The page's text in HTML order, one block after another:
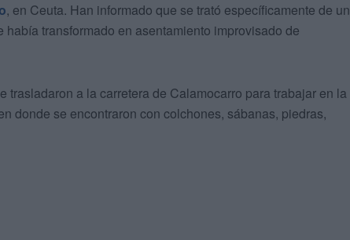
, en Ceuta. Han informado que se trató específicamente de un
transformado en asentamiento improvisado de
trasladaron a la carretera de Calamocarro para trabajar en la
donde se encontraron con colchones, sábanas, piedras,